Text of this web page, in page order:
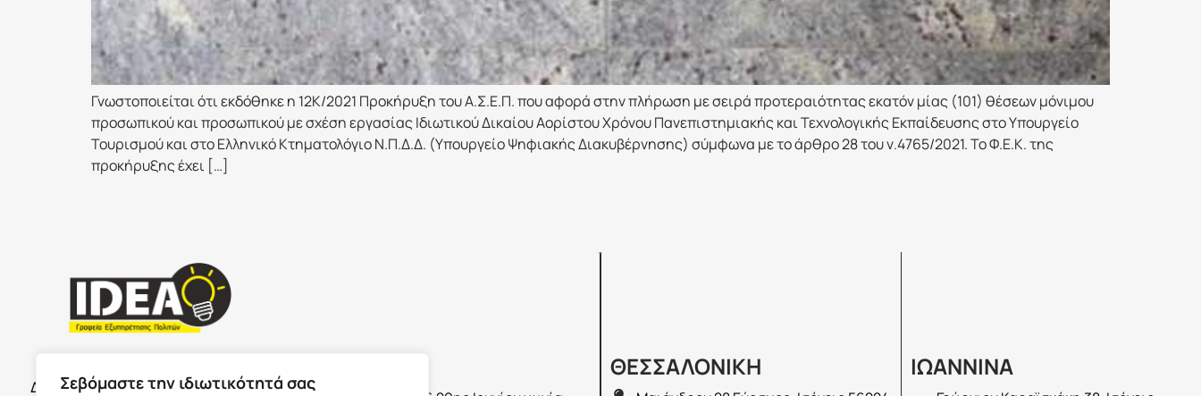
Σεβόμαστε την ιδιωτικότητά σας
Γνωστοποιείται ότι εκδόθηκε η 12Κ/2021 Προκήρυξη του Α.Σ.Ε.Π. που αφορά στην πλήρωση με σειρά προτεραιότητας εκατόν μίας (101) θέσεων μόνιμου
προσωπικού και προσωπικού με σχέση εργασίας Ιδιωτικού Δικαίου Αορίστου Χρόνου Πανεπιστημιακής και Τεχνολογικής Εκπαίδευσης στο Υπουργείο
Τουρισμού και στο Ελληνικό Κτηματολόγιο Ν.Π.Δ.Δ. (Υπουργείο Ψηφιακής Διακυβέρνησης) σύμφωνα με το άρθρο 28 του ν.4765/2021. Το Φ.Ε.Κ. της
προκήρυξης έχει […]
Δευτέρα με Παρασκευή 09:00-17:00
ΘΕΣΣΑΛΟΝΙΚΗ ΙΩΑΝΝΙΝΑ